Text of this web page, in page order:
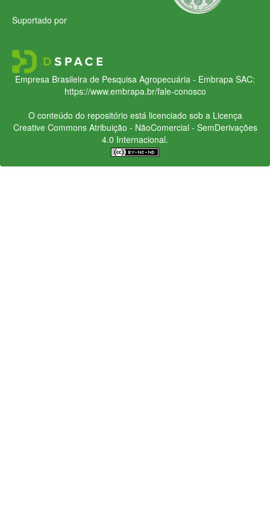
Suportado por
Empresa Brasileira de Pesquisa Agropecuária - Embrapa SAC:
https://www.embrapa.br/fale-conosco
O conteúdo do repositório está licenciado sob a Licença
Creative CommonsAtribuição - NãoComercial - SemDerivações
4.0 Internacional.